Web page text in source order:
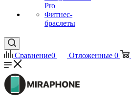
Pro
Фитнес-
браслеты
Сравнение0 Отложенные 0